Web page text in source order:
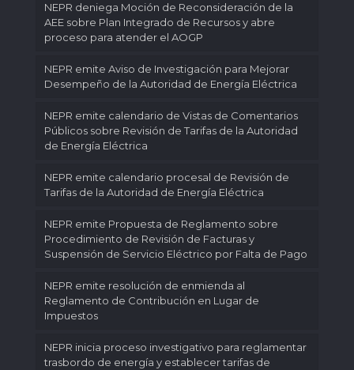
NEPR deniega Moción de Reconsideración de la
AEE sobre Plan Integrado de Recursos y abre
proceso para atender el AOGP
NEPR emite Aviso de Investigación para Mejorar
Desempeño de la Autoridad de Energía Eléctrica
NEPR emite calendario de Vistas de Comentarios
Públicos sobre Revisión de Tarifas de la Autoridad
de Energía Eléctrica
NEPR emite calendario procesal de Revisión de
Tarifas de la Autoridad de Energía Eléctrica
NEPR emite Propuesta de Reglamento sobre
Procedimiento de Revisión de Facturas y
Suspensión de Servicio Eléctrico por Falta de Pago
NEPR emite resolución de enmienda al
Reglamento de Contribución en Lugar de
Impuestos
NEPR inicia proceso investigativo para reglamentar
trasbordo de energía y establecer tarifas de